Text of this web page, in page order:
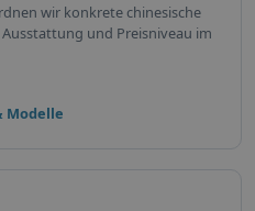
wir konkrete chinesische
und Preisniveau im
Modelle